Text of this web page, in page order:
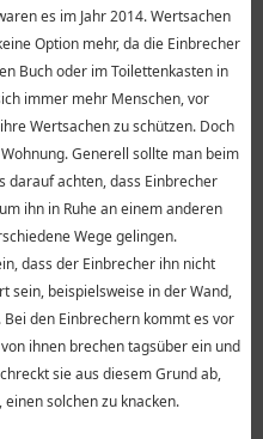
es im Jahr 2014. Wertsachen
Option mehr, da die Einbrecher
Buch oder im Toilettenkasten in
immer mehr Menschen, vor
Wertsachen zu schützen. Doch
Generell sollte man beim
darauf achten, dass Einbrecher
ihn in Ruhe an einem anderen
Wege gelingen.
dass der Einbrecher ihn nicht
sein, beispielsweise in der Wand,
den Einbrechern kommt es vor
ihnen brechen tagsüber ein und
sie aus diesem Grund ab,
solchen zu knacken.